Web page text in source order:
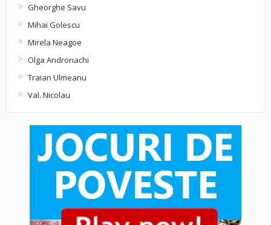
Gheorghe Savu
Mihai Golescu
Mirela Neagoe
Olga Andronachi
Traian Ulmeanu
Val. Nicolau